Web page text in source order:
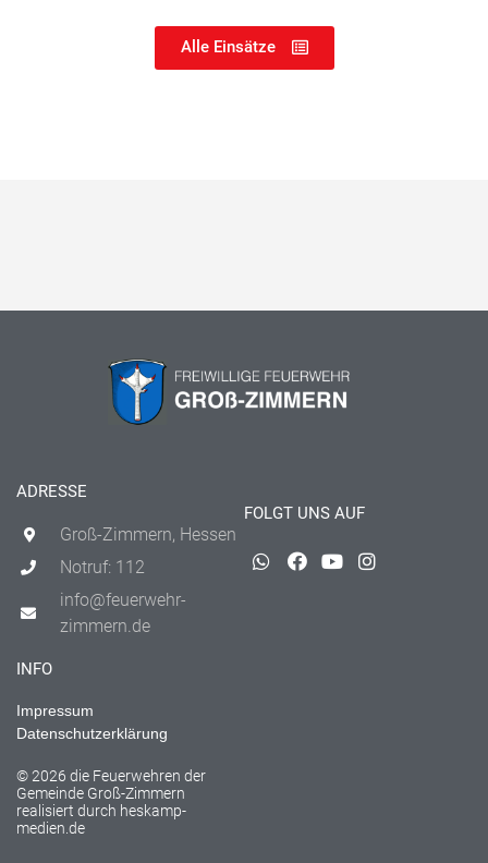
Alle Einsätze
ADRESSE
Groß-Zimmern, Hessen
Notruf: 112
info@feuerwehr-
zimmern.de
FOLGT UNS AUF
INFO
Impressum
Datenschutzerklärung
© 2026 die Feuerwehren der
Gemeinde Groß-Zimmern
realisiert durch heskamp-
medien.de